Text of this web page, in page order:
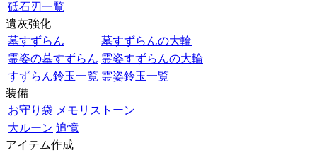
砥石刃一覧
遺灰強化
墓すずらん
墓すずらんの大輪
霊姿の墓すずらん 霊姿すずらんの大輪
すずらん鈴玉一覧 霊姿鈴玉一覧
装備
お守り袋 メモリストーン
大ルーン 追憶
アイテム作成